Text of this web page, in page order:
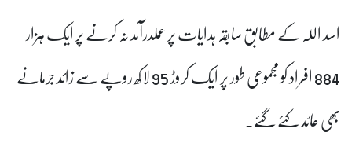
اسد اللہ کے مطابق سابقہ ہدایات پر عملدرآمد نہ کرنے پر ایک ہزار
884 افراد کو مجموعی طور پر ایک کروڑ 95 لاکھ روپے سے زائد جرمانے
بھی عائد کئے گئے۔